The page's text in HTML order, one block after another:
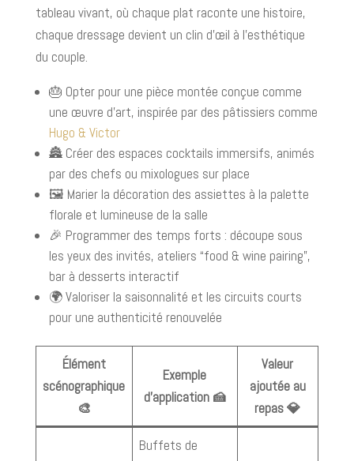
tableau vivant, où chaque plat raconte une histoire,
chaque dressage devient un clin d’œil à l’esthétique
du couple.
🎂 Opter pour une pièce montée conçue comme
une œuvre d’art, inspirée par des pâtissiers comme
Hugo & Victor
🏯 Créer des espaces cocktails immersifs, animés
par des chefs ou mixologues sur place
🖼 Marier la décoration des assiettes à la palette
florale et lumineuse de la salle
🎉 Programmer des temps forts : découpe sous
les yeux des invités, ateliers “food & wine pairing”,
bar à desserts interactif
🌍 Valoriser la saisonnalité et les circuits courts
pour une authenticité renouvelée
Élément
scénographique
🎨
Exemple
d’application 🍰
Valeur
ajoutée au
repas 💎
Buffets de